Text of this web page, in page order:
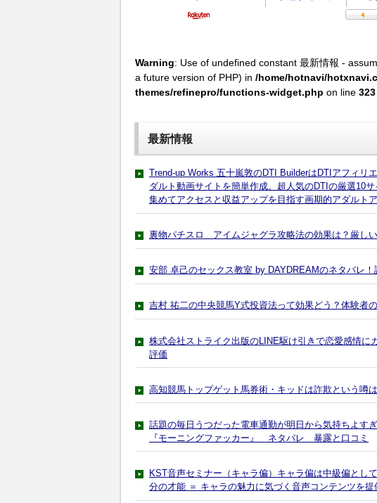
Warning: Use of undefined constant 最新情報 -
a future version of PHP) in /home/hotnavi/
themes/refinepro/functions-widget.php on line 323
最新情報
Trend-up Works 五十嵐敦のDTI BuilderはDTIアフィリ
ダルト動画サイトを簡単作成。超人気のDTIの厳選10
集めてアクセスと収益アップを目指す画期的アダル
裏物パチスロ アイムジャグラ攻略法の効果は？厳し
安部 卓己のセックス教室 by DAYDREAMのネタバレ
吉村 祐二の中央競馬Y式投資法って効果どう？体験者
株式会社ストライク出版のLINE駆け引きで恋愛感情
評価
高知競馬トップゲット馬券術・キッドは詐欺という噂
話題の毎日うつだった電車通勤が明日から気持ちよす
『モーニングファッカー』 ネタバレ 暴露と口コミ
KST音声セミナー（キャラ偏）キャラ偏は中級偏とし
分の才能 ＝ キャラの魅力に気づく音声コンテンツを